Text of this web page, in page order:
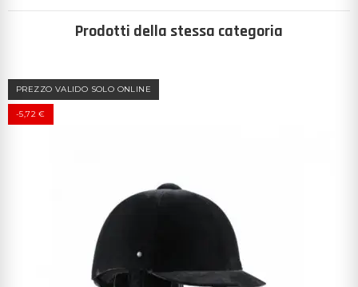
Prodotti della stessa categoria
PREZZO VALIDO SOLO ONLINE
-5,72 €